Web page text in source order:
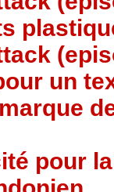
un
pour